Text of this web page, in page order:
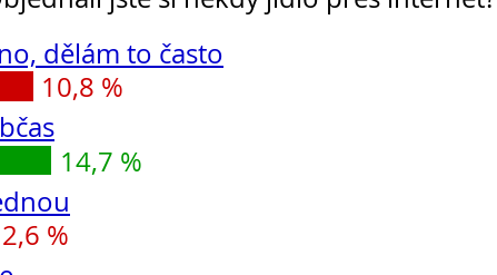
dělám to často
10,8 %
14,7 %
2,6 %